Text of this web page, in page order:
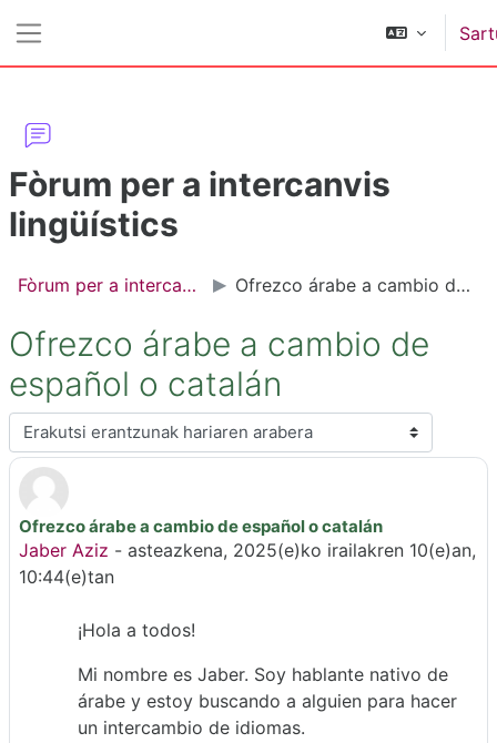
Fòrum per a intercanvis
lingüístics
Fòrum per a intercanvis lingüístics Ofrezco árabe a cambio de español o catalán
Ofrezco árabe a cambio de
español o catalán
Erakusteko modua
Ofrezco árabe a cambio de español o catalán
Jaber Aziz - asteazkena, 2025(e)ko irailakren 10(e)an,
10:44(e)tan
Erantzun kopurua: 1
¡Hola a todos!
Mi nombre es Jaber. Soy hablante nativo de
árabe y estoy buscando a alguien para hacer
un intercambio de idiomas.